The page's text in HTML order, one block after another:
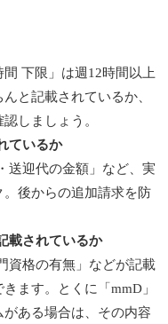
間 下限」は週12時間以上
と記載されているか、
しましょう。
ているか
送迎代の金額」など、実
後からの追加請求を防
載されているか
資格の有無」などが記載
ます。とくに「mmD」
ある場合は、その内容